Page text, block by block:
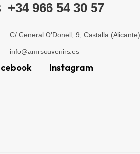
+34 966 54 30 57
C/ General O'Donell, 9, Castalla (Alicante)
info@amrsouvenirs.es
Instagram